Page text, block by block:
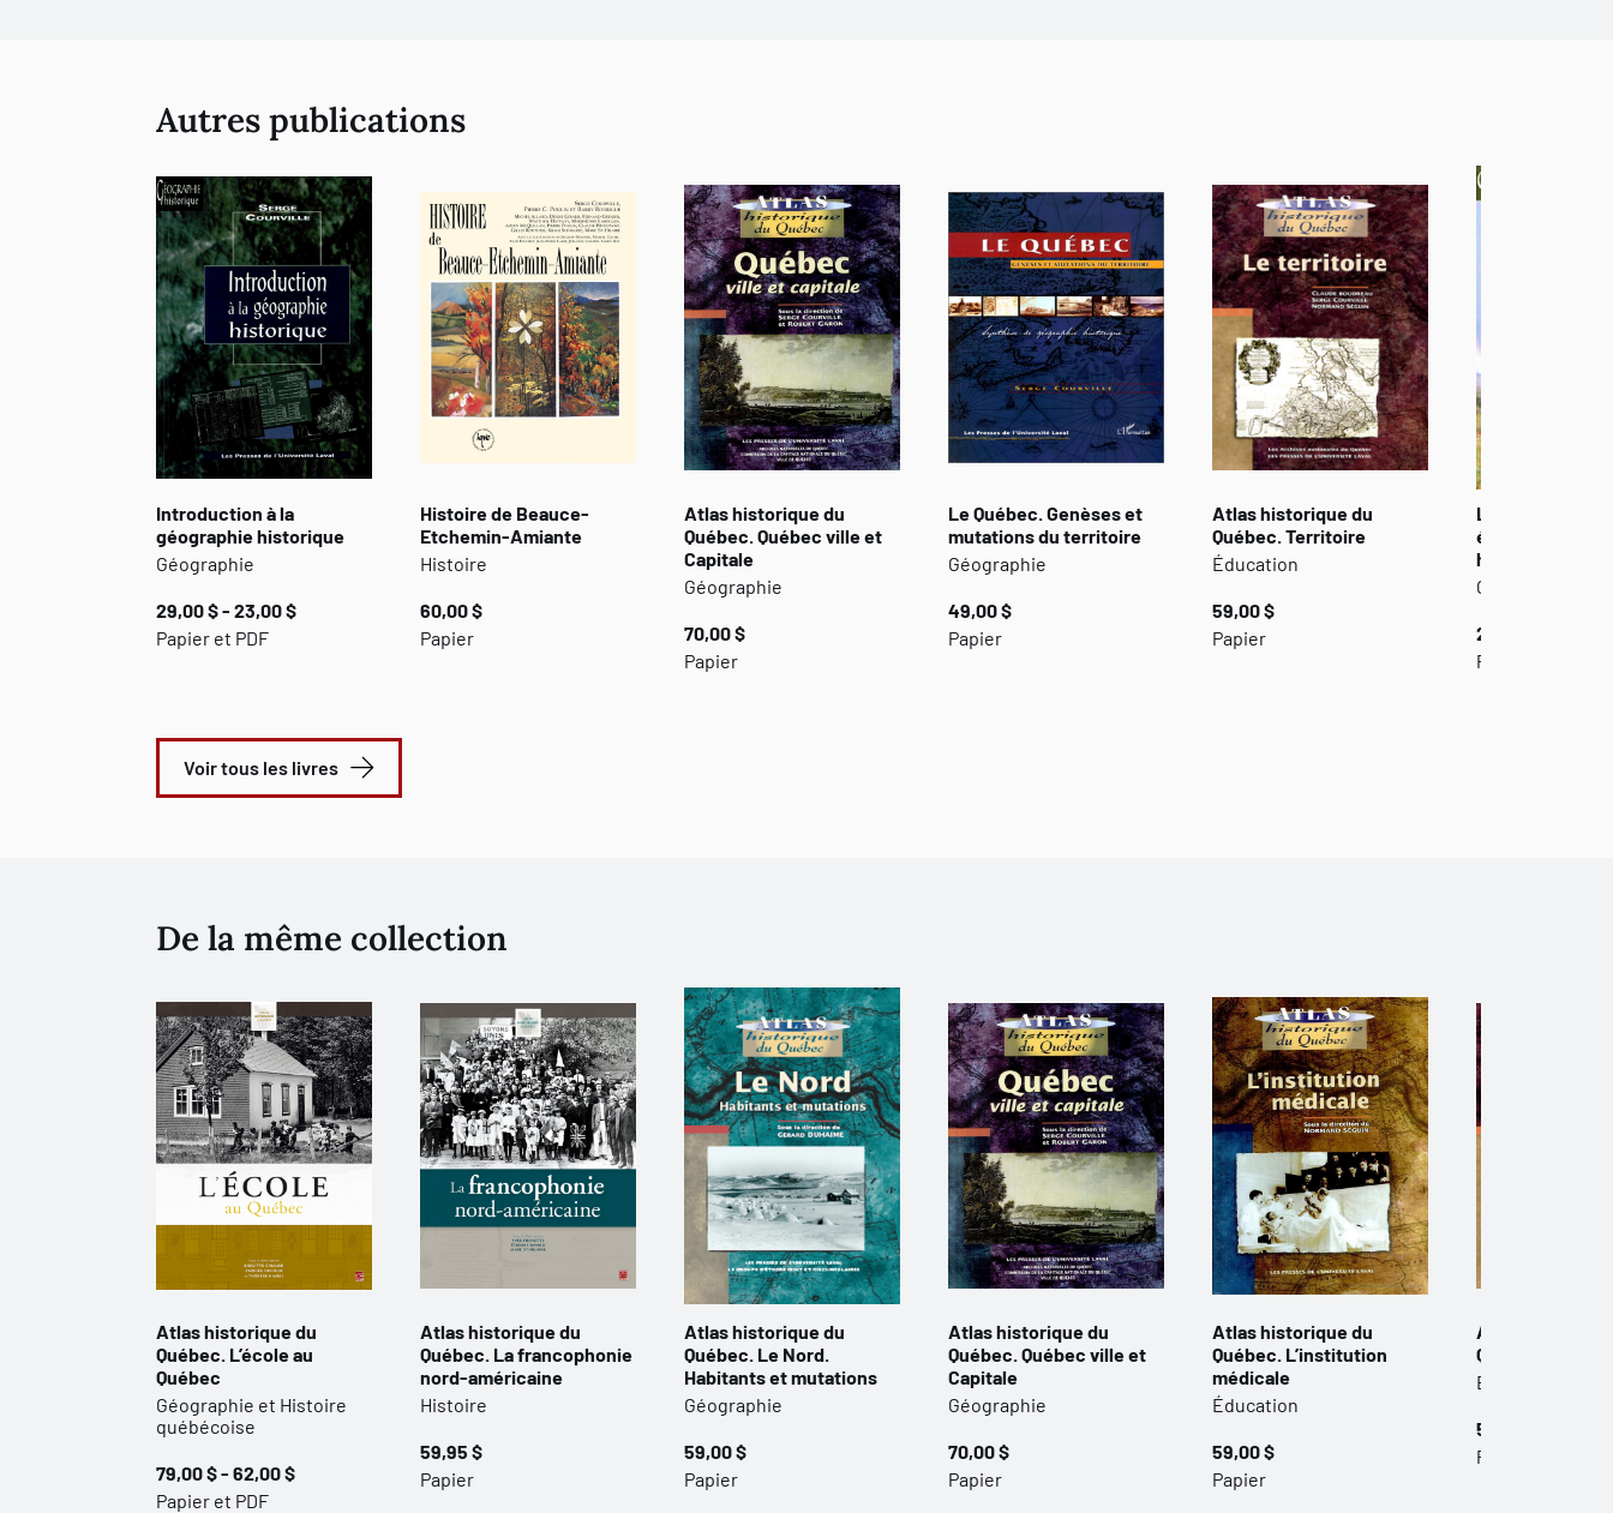
Autres publications
Introduction à la
géographie historique
Géographie
29,00 $ - 23,00 $
Papier et PDF
Histoire de Beauce-
Etchemin-Amiante
Histoire
60,00 $
Papier
Atlas historique du
Québec. Québec ville et
Capitale
Géographie
70,00 $
Papier
Le Québec. Genèses et
mutations du territoire
Géographie
49,00 $
Papier
Atlas historique du
Québec. Territoire
Éducation
59,00 $
Papier
Le coût du sol.
études de
historique
Géographie
25,00 $
Papier
Voir tous les livres
De la même collection
Atlas historique du
Québec. L’école au
Québec
Géographie et Histoire
québécoise
79,00 $ - 62,00 $
Papier et PDF
Atlas historique du
Québec. La francophonie
nord-américaine
Histoire
59,95 $
Papier
Atlas historique du
Québec. Le Nord.
Habitants et mutations
Géographie
59,00 $
Papier
Atlas historique du
Québec. Québec ville et
Capitale
Géographie
70,00 $
Papier
Atlas historique du
Québec. L’institution
médicale
Éducation
59,00 $
Papier
Atlas
Québec.
Éducation
59,00 $
Papier